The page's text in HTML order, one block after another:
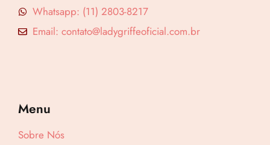
Whatsapp: (11) 2803-8217
Email: contato@ladygriffeoficial.com.br
Menu
Sobre Nós